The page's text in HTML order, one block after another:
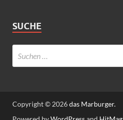
SUCHE
Copyright © 2026das Marburger.